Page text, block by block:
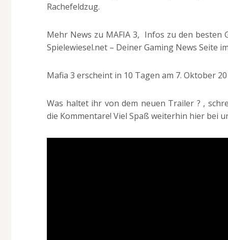
Rachefeldzug.
Mehr News zu MAFIA 3, Infos zu den besten
Spielewiesel.net – Deiner Gaming News Seite
Mafia 3 erscheint in 10 Tagen am 7. Oktober
Was haltet ihr von dem neuen Trailer ? ,
die Kommentare! Viel Spaß weiterhin hier bei